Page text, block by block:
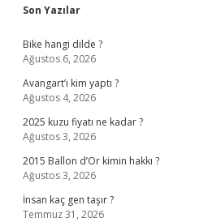
Sidebar
Son Yazılar
Bike hangi dilde ?
Ağustos 6, 2026
Avangart’ı kim yaptı ?
Ağustos 4, 2026
2025 kuzu fiyatı ne kadar ?
Ağustos 3, 2026
2015 Ballon d’Or kimin hakkı ?
Ağustos 3, 2026
İnsan kaç gen taşır ?
Temmuz 31, 2026